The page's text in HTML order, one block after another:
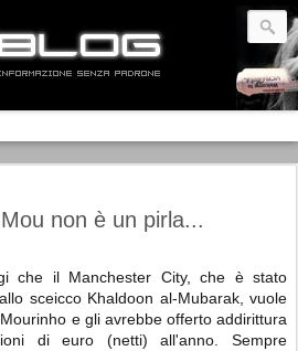
non è un pirla...
che il Manchester City, che è stato
sceicco Khaldoon al-Mubarak, vuole
e gli avrebbe offerto addirittura
di euro (netti) all'anno. Sempre